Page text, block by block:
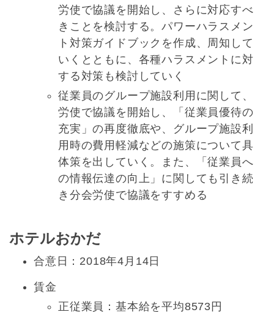
労使で協議を開始し、さらに対応すべ
きことを検討する。パワーハラスメン
ト対策ガイドブックを作成、周知して
いくとともに、各種ハラスメントに対
する対策も検討していく
従業員のグループ施設利用に関して、
労使で協議を開始し、「従業員優待の
充実」の再度徹底や、グループ施設利
用時の費用軽減などの施策について具
体策を出していく。また、「従業員へ
の情報伝達の向上」に関しても引き続
き分会労使で協議をすすめる
ホテルおかだ
合意日：2018年4月14日
賃金
正従業員：基本給を平均8573円